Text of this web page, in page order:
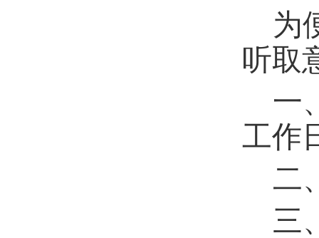
为
听取
一
工作
二
三